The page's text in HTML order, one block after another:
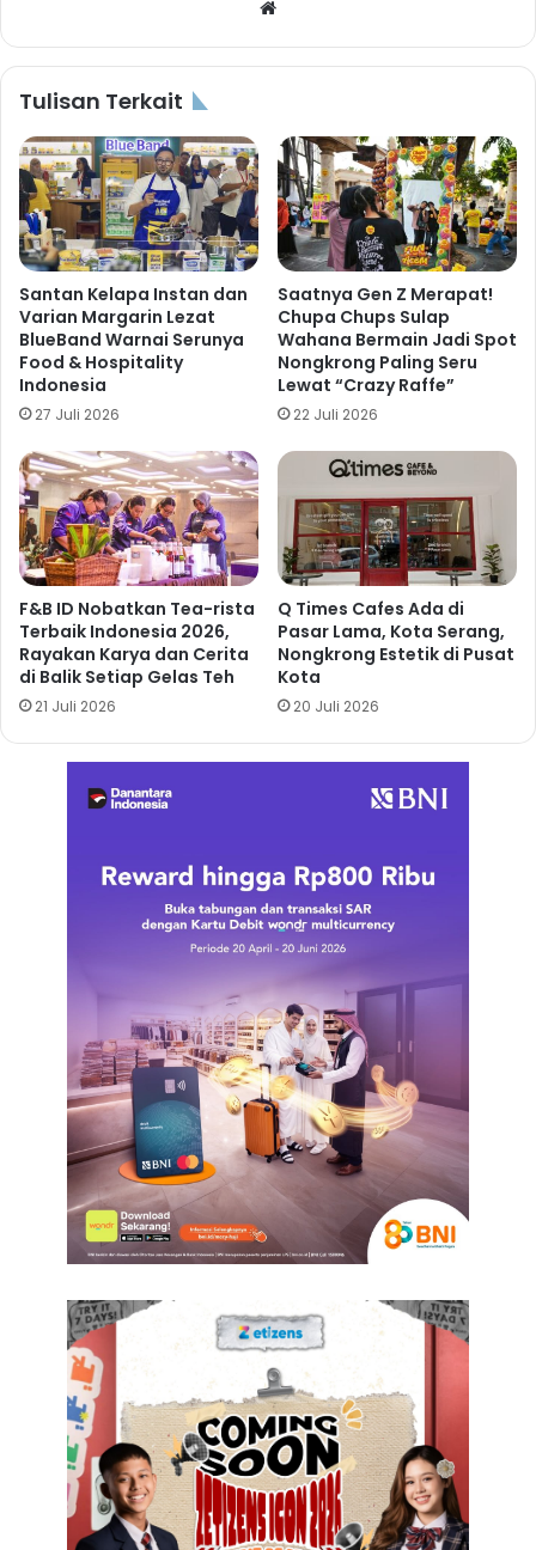
Tulisan Terkait
Santan Kelapa Instan dan
Varian Margarin Lezat
BlueBand Warnai Serunya
Food & Hospitality
Indonesia
27 Juli 2026
Saatnya Gen Z Merapat!
Chupa Chups Sulap
Wahana Bermain Jadi Spot
Nongkrong Paling Seru
Lewat “Crazy Raffe”
22 Juli 2026
F&B ID Nobatkan Tea-rista
Terbaik Indonesia 2026,
Rayakan Karya dan Cerita
di Balik Setiap Gelas Teh
21 Juli 2026
Q Times Cafes Ada di
Pasar Lama, Kota Serang,
Nongkrong Estetik di Pusat
Kota
20 Juli 2026